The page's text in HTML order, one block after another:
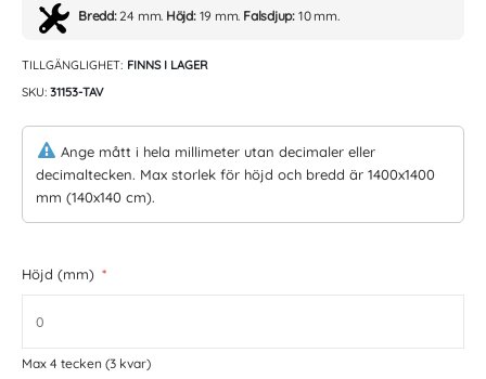
Bredd:24 mm. Höjd:19 mm. Falsdjup: 10 mm.
TILLGÄNGLIGHET: FINNS I LAGER
SKU 31153-TAV
Ange mått i hela millimeter utan decimaler eller
decimaltecken. Max storlek för höjd och bredd är 1400x1400
mm (140x140 cm).
Höjd (mm)
Max 4 tecken (3 kvar)